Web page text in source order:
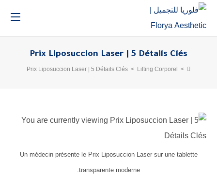
Prix Liposuccion Laser | 5 Détails Clés
Lifting Corporel
>
Prix Liposuccion Laser | 5 Détails Clés
Un médecin présente le Prix Liposuccion Laser sur une tablette
transparente moderne.